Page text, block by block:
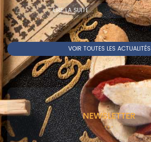
LIRE LA SUITE...
VOIR TOUTES LES ACTUALITÉS
NEWSLETTER